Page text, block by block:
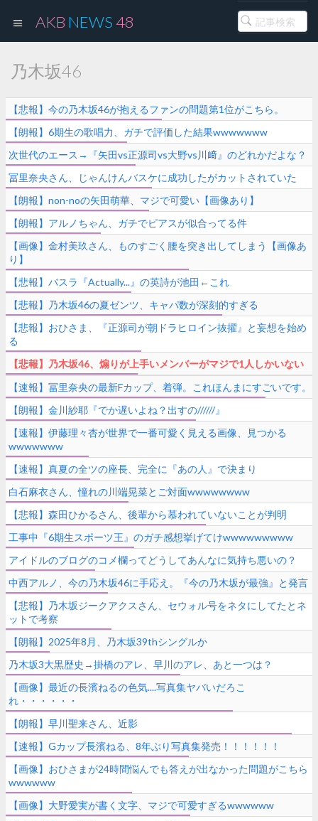
AKB NEWS 48
乃木坂46
【悲報】今の乃木坂46が抱えるファンの問題第1位がこちら。
【朗報】6期生の歌唱力、ガチで評価した結果wwwwwww
次世代のエース→『矢田vs正源司vs大野vs川﨑』のどれかだよな？
冨里奈央さん、じゃんけんバスケに成功したがカットされていた
【朗報】non-noの矢田萌華、マジで可愛い【画像あり】
【朗報】アルノちゃん、ガチでピアスが似合ってる件
【画像】金村美玖さん、ものすごく腰を突き出してしまう【画像あ
り】
【悲報】バスラ『Actually...』の英詩が池田←これ
【悲報】乃木坂46の夏ゼンツ、キャパ数が深刻的すぎる
【悲報】おひさま、『正源司が朝ドラヒロイン抜擢』と妄想を始め
る
【悲報】乃木坂46、煽りが上手いメンバーがマジで1人しかいない
【速報】冨里奈央の最新Fカップ、着弾。これほんまにすごいです。
【朗報】金川紗耶『でか遅いよね？出すの//////』
【速報】伊藤理々杏が世界で一番可愛く見える画像、見つかる
wwwwwww
【速報】真夏の全ツの座長、完全に『あの人』で決まり
白石麻衣さん、憧れの川端晃菜とご対面wwwwwwww
【悲報】森田ひかるさん、後輩から慕われていないことが判明
工事中『6期生スポーツ王』のガチ感想挙げてけwwwwwwwww
アイドルのブログのコメ欄ってどうしてあんなに気持ち悪いの？
中西アルノ、今の乃木坂46に手応え。『今の乃木坂が最強』と発言
【悲報】乃木坂ジークアクスさん、セウォル号をネタにしてたとネ
ットで考察
【朗報】2025年8月、乃木坂39thシングルか
乃木坂3大黒歴史→掛橋のアレ、早川のアレ、あと一つは？
【画像】最近の長濱ねるの色気....写真集ヤバいだろこ
れ・・・・・・
【朗報】早川聖来さん、近影
【速報】Gカップ長濱ねる、8年ぶり写真集発売！！！！！！
【画像】おひさまが24時間悩んでも答えが出なかった問題がこちら
wwwwww
【画像】大野愛実が書く文字、マジで可愛すぎるwwwwww